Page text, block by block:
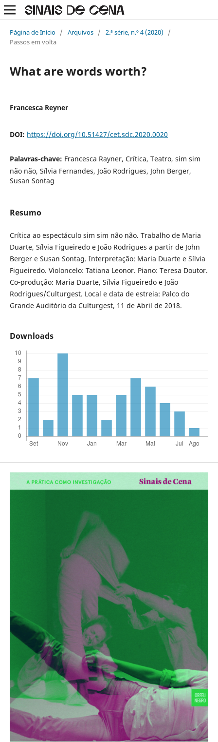
Página de Início / Arquivos / 2.ª série, n.º 4 (2020)
/
Passos em volta
What are words worth?
Francesca Reyner
DOI: https://doi.org/10.51427/cet.sdc.2020.0020
Palavras-chave: Francesca Rayner, Crítica, Teatro, sim sim
não não, Sílvia Fernandes, João Rodrigues, John Berger,
Susan Sontag
Resumo
Crítica ao espectáculo sim sim não não. Trabalho de Maria
Duarte, Sílvia Figueiredo e João Rodrigues a partir de John
Berger e Susan Sontag. Interpretação: Maria Duarte e Sílvia
Figueiredo. Violoncelo: Tatiana Leonor. Piano: Teresa Doutor.
Co‑produção: Maria Duarte, Sílvia Figueiredo e João
Rodrigues/Culturgest. Local e data de estreia: Palco do
Grande Auditório da Culturgest, 11 de Abril de 2018.
Downloads